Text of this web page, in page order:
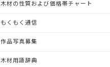
木材の性質および価格帯チャート
もくもく通信
作品写真募集
木材用語辞典